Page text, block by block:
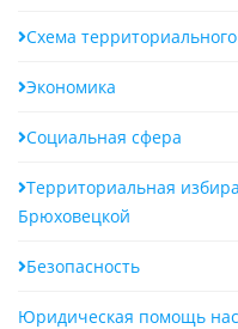
Схема
Экономика
Социальная сфера
Территориальная
Брюховецкой
Безопасность
Юридическая помощь